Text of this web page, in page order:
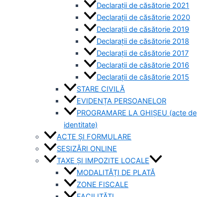
Declarații de căsătorie 2021
Declarații de căsătorie 2020
Declarații de căsătorie 2019
Declarații de căsătorie 2018
Declarații de căsătorie 2017
Declarații de căsătorie 2016
Declarații de căsătorie 2015
STARE CIVILĂ
EVIDENȚA PERSOANELOR
PROGRAMARE LA GHIȘEU (acte de
identitate)
ACTE ȘI FORMULARE
SESIZĂRI ONLINE
TAXE ȘI IMPOZITE LOCALE
MODALITĂȚI DE PLATĂ
ZONE FISCALE